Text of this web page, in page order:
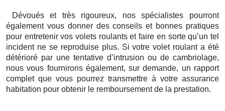
Dévoués et très rigoureux, nos spécialistes pourront
également vous donner des conseils et bonnes pratiques
pour entretenir vos volets roulants et faire en sorte qu’un tel
incident ne se reproduise plus. Si votre volet roulant a été
détérioré par une tentative d’intrusion ou de cambriolage,
nous vous fournirons également, sur demande, un rapport
complet que vous pourrez transmettre à votre assurance
habitation pour obtenir le remboursement de la prestation.